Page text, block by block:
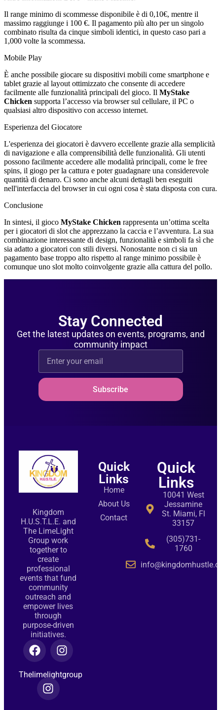
Il range minimo di scommesse disponibile è di 0,10€, mentre il
massimo raggiunge i 100 €. Il pagamento più alto per un singolo
combinato risulta da cinque simboli identici, in questo caso pari a
1,000 volte la scommessa.
Mobile Play
È anche possibile giocare su dispositivi mobili come smartphone e
tablet grazie al layout ottimizzato che consente di accedere
facilmente alle funzionalità principali del gioco. Il MyStake
Chicken supporta l’accesso via browser sul cellulare, il PC o
qualsiasi altro dispositivo con accesso internet.
Esperienza del Giocatore
L'esperienza dei giocatori è davvero eccellente grazie alla semplicità
di navigazione e alla comprensibilità delle funzionalità. Gli utenti
possono facilmente accedere alle modalità principali, come le free
spins, il giogo per la cattura e poter guadagnare una considerevole
quantità di denaro. Ci sono anche alcuni dettagli ben eseguiti
nell'interfaccia del browser in cui ogni cosa è stata disposta con cura.
Conclusione
In sintesi, il gioco MyStake Chicken rappresenta un’ottima scelta
per i giocatori di slot che apprezzano la caccia e l’avventura. La sua
combinazione interessante di design, funzionalità e simboli fa sì che
sia adatto a giocatori con stili diversi. Nonostante non ci sia un
pagamento base troppo alto rispetto al range minimo possibile è
comunque uno slot molto coinvolgente grazie alla cattura del pollo.
Stay Connected
Get the latest updates on events, programs, and
community impact
Subscribe
Kingdom
H.U.S.T.L.E. and
The LimeLight
Group work
together to
create
professional
events that fund
community
outreach and
empower lives
through
purpose-driven
initiatives.
Thelimelightgroup
Quick
Links
Home
About Us
Contact
Quick
Links
10041 West
Jessamine
St. Miami, Fl
33157
(305)731-
1760